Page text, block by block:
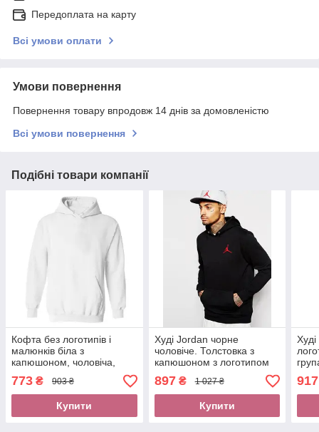
Передоплата на карту
Всі умови оплати
Умови повернення
Повернення товару впродовж 14 днів за домовленістю
Всі умови повернення
Подібні товари компанії
Кофта без логотипів і
малюнків біла з
капюшоном, чоловіча,
жіноча. Х \ Б Толстовка з
кишенею. Худі під друк
773 ₴ 903 ₴
Купити
Худі Jordan чорне
чоловіче. Толстовка з
капюшоном з логотипом
Джордан. Кенгурушка х \
б, Пайта Весення \ Осіння
897₴ 1 027 ₴
Купити
917